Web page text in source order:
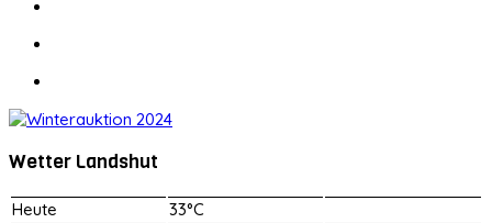
Wetter Landshut
Heute
33°C